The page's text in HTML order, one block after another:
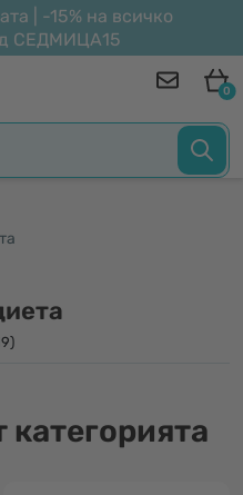
| -15% на всичко
СЕДМИЦА15
0